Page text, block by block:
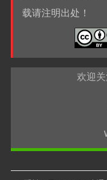
载请注明出处！
欢迎